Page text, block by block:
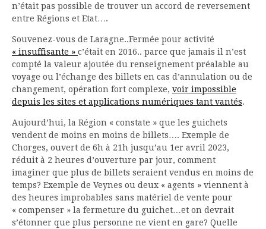
n’était pas possible de trouver un accord de reversement
entre Régions et Etat….
Souvenez-vous de Laragne..Fermée pour activité
« insuffisante » c’était en 2016.. parce que jamais il n’est
compté la valeur ajoutée du renseignement préalable au
voyage ou l’échange des billets en cas d’annulation ou de
changement, opération fort complexe, voir impossible
depuis les sites et applications numériques tant vantés.
Aujourd’hui, la Région « constate » que les guichets
vendent de moins en moins de billets…. Exemple de
Chorges, ouvert de 6h à 21h jusqu’au 1er avril 2023,
réduit à 2 heures d’ouverture par jour, comment
imaginer que plus de billets seraient vendus en moins de
temps? Exemple de Veynes ou deux « agents » viennent à
des heures improbables sans matériel de vente pour
« compenser » la fermeture du guichet…et on devrait
s’étonner que plus personne ne vient en gare? Quelle